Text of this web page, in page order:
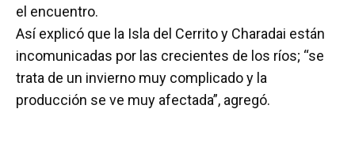
el encuentro.
Así explicó que la Isla del Cerrito y Charadai están
incomunicadas por las crecientes de los ríos; “se
trata de un invierno muy complicado y la
producción se ve muy afectada”, agregó.